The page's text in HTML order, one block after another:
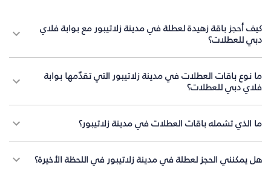
كيف أحجز باقة زهيدة لعطلة في مدينة زلاتيبور مع بوابة فلاي
دبي للعطلات؟
ما نوع باقات العطلات في مدينة زلاتيبور التي تقدّمها بوابة
فلاي دبي للعطلات؟
ما الذي تشمله باقات العطلات في مدينة زلاتيبور؟
هل يمكنني الحجز لعطلة في مدينة زلاتيبور في اللحظة الأخيرة؟